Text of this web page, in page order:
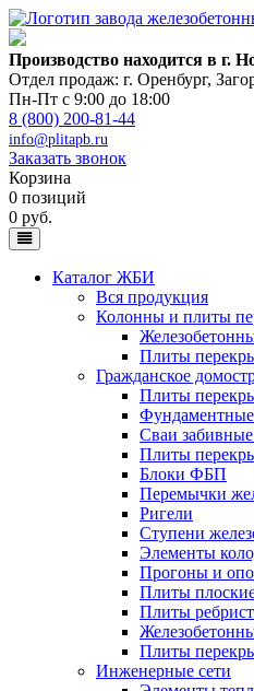
Производство находится в г.
Отдел продаж: г. Оренбург,
Пн-Пт с 9:00 до 18:00
8 (800) 200-81-44
info@plitapb.ru
Заказать звонок
Корзина
0 позиций
0 руб.
Каталог ЖБИ
Вся продукция
Колонны и плиты
Плиты
Гражданское
Плиты
Сваи
Плиты
Блоки ФБП
Перемычки
Ригели
Ступени
Элементы
Прогоны и
Плиты
Плиты
Плиты
Инженерные сети